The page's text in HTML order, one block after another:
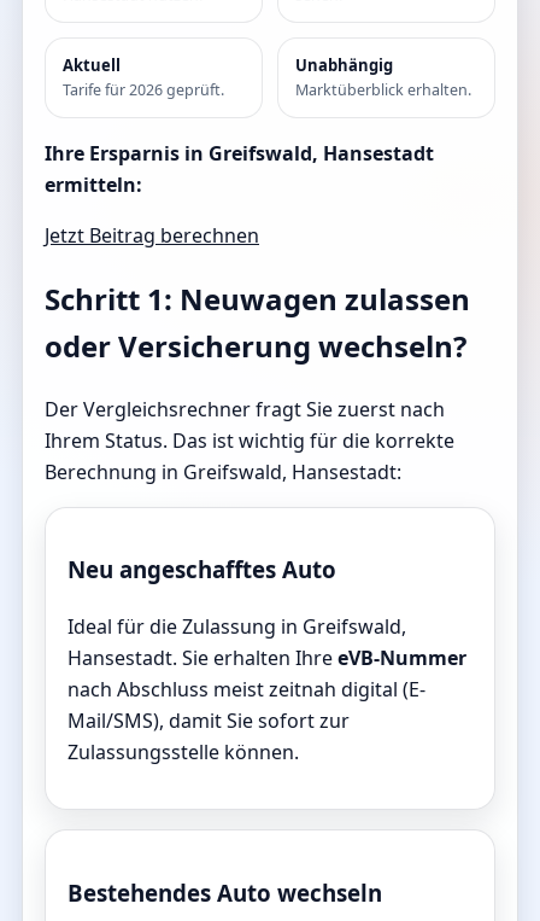
Aktuell
Tarife für 2026 geprüft.
Unabhängig
Marktüberblick erhalten.
Ihre Ersparnis in Greifswald, Hansestadt
ermitteln:
Jetzt Beitrag berechnen
Schritt 1: Neuwagen zulassen
oder Versicherung wechseln?
Der Vergleichsrechner fragt Sie zuerst nach
Ihrem Status. Das ist wichtig für die korrekte
Berechnung in Greifswald, Hansestadt:
Neu angeschafftes Auto
Ideal für die Zulassung in Greifswald,
Hansestadt. Sie erhalten IhreeVB-Nummer
nach Abschluss meist zeitnah digital (E-
Mail/SMS), damit Sie sofort zur
Zulassungsstelle können.
Bestehendes Auto wechseln